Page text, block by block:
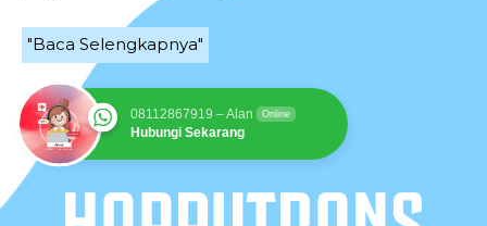
"Baca Selengkapnya"
08112867919 – Alan Online
Hubungi Sekarang